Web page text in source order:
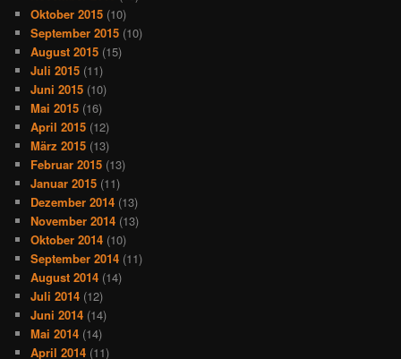
Oktober 2015 (10)
September 2015 (10)
August 2015 (15)
Juli 2015 (11)
Juni 2015 (10)
Mai 2015 (16)
April 2015 (12)
März 2015 (13)
Februar 2015 (13)
Januar 2015 (11)
Dezember 2014 (13)
November 2014 (13)
Oktober 2014 (10)
September 2014 (11)
August 2014 (14)
Juli 2014 (12)
Juni 2014 (14)
Mai 2014 (14)
April 2014 (11)